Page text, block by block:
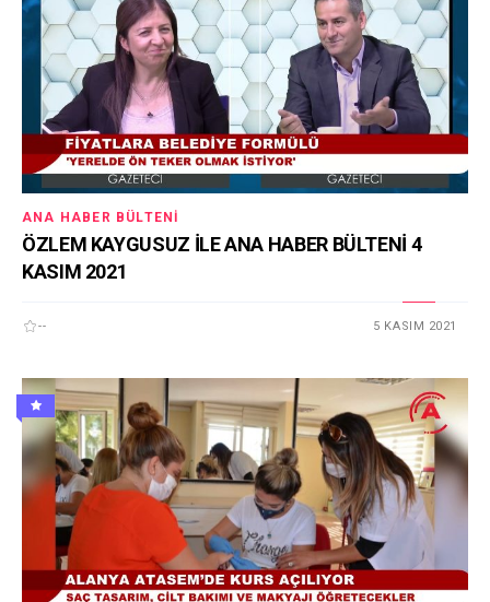
ANA HABER BÜLTENI
ÖZLEM KAYGUSUZ İLE ANA HABER BÜLTENİ 4
KASIM 2021
-- 5 KASIM 2021